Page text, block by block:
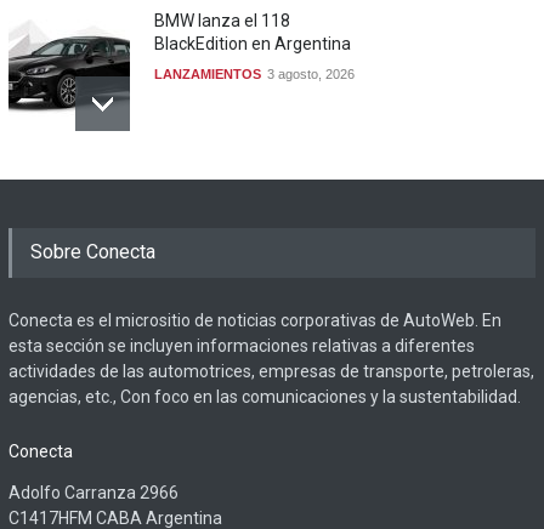
BMW lanza el 118
BlackEdition en Argentina
LANZAMIENTOS 3 agosto, 2026
Sobre Conecta
Conecta es el micrositio de noticias corporativas de AutoWeb. En
esta sección se incluyen informaciones relativas a diferentes
actividades de las automotrices, empresas de transporte, petroleras,
agencias, etc., Con foco en las comunicaciones y la sustentabilidad.
Conecta
Adolfo Carranza 2966
C1417HFM CABA Argentina